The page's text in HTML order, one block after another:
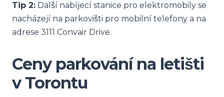
Tip 2: Další nabíjecí stanice pro elektromobily se
nacházejí na parkovišti pro mobilní telefony a na
adrese 3111 Convair Drive.
Ceny parkování na letišti
v Torontu